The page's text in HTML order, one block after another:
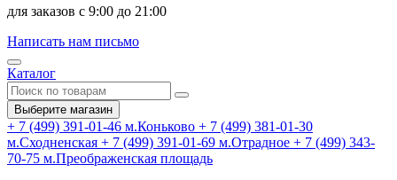
для заказов с 9:00 до 21:00
Написать нам письмо
Каталог
Выберите магазин
+ 7 (499) 391-01-46 м.Коньково + 7 (499) 381-01-30
м.Сходненская + 7 (499) 391-01-69 м.Отрадное + 7 (499) 343-
70-75 м.Преображенская площадь